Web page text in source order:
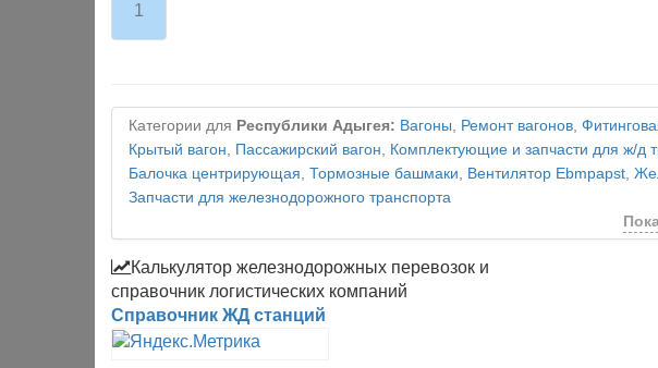
1
Категории для Республики Адыгея: Вагоны, Ремонт вагонов,
Крытый вагон, Пассажирский вагон, Комплектующие и запчасти для ж/д
Балочка центрирующая, Тормозные башмаки, Вентилятор Ebmpapst,
Запчасти для железнодорожного транспорта
Калькулятор железнодорожных перевозок и
справочник логистических компаний
Справочник ЖД станций